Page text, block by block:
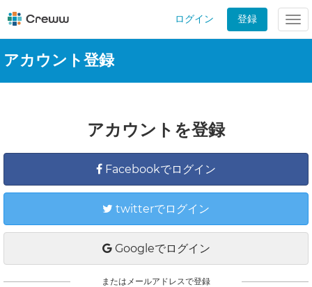
ログイン 登録
アカウント登録
アカウントを登録
Facebookでログイン
twitterでログイン
Googleでログイン
またはメールアドレスで登録